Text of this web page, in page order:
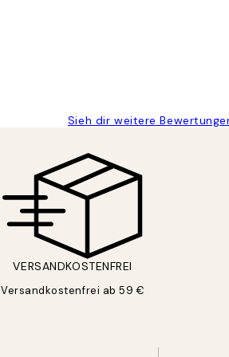
Sieh dir weitere
VERSANDKOSTENFREI
Versandkostenfrei ab 59 €